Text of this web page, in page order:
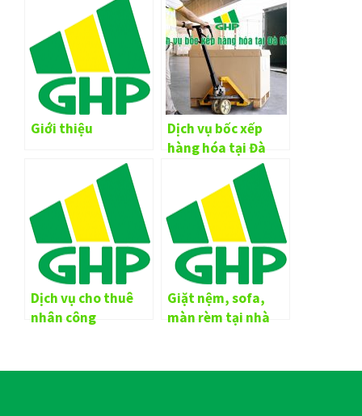
Giới thiệu
Dịch vụ bốc xếp
hàng hóa tại Đà
Nẵng trọn gói
Dịch vụ cho thuê
nhân công
Giặt nệm, sofa,
màn rèm tại nhà